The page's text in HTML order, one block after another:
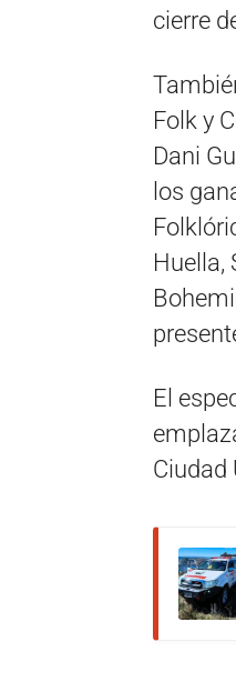
cierre
Folk y
Dani
los
Huella,
El
Ciudad